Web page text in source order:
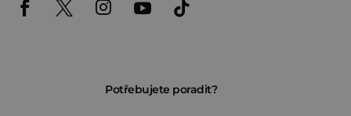
Potřebujete poradit?